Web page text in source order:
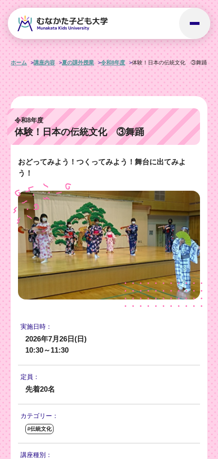
ホーム 講座内容 夏の課外授業 令和8年度 体験！日本の伝統文化 ③舞踊
令和8年度
体験！日本の伝統文化 ③舞踊
おどってみよう！つくってみよう！舞台に出てみよ
う！
実施日時：
2026年7月26日(日)
10:30～11:30
定員：
先着20名
カテゴリー：
#伝統文化
講座種別：